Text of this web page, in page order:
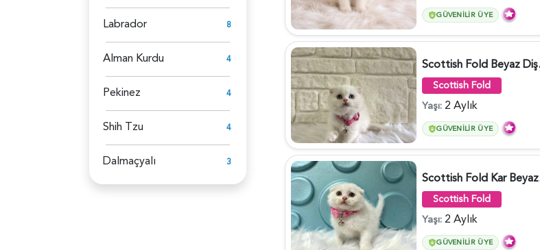
Labrador 8
Alman Kurdu 4
Pekinez 4
Shih Tzu 4
Dalmaçyalı 3
GÜVENILIR ÜYE
Scottish Fold
Yaşı: 2 Aylık
GÜVENILIR ÜYE
Scottish Fold
Yaşı: 2 Aylık
GÜVENILIR ÜYE